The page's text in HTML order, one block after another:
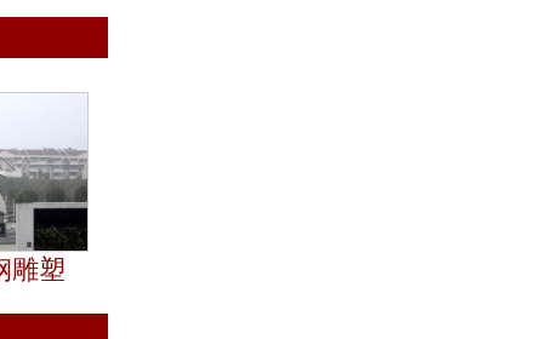
雕塑